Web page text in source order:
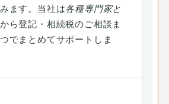
ます。当社は各種専門家と
ら登記・相続税のご相談ま
でまとめてサポートしま